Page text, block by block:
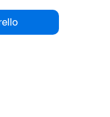
sito (chat in basso a